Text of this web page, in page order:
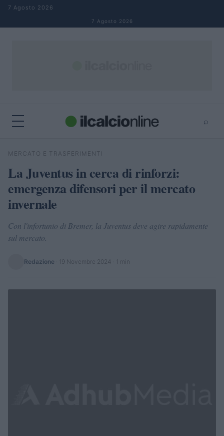
Salta al contenuto
7 Agosto 2026
7 Agosto 2026
⌕
Cerca
MERCATO E TRASFERIMENTI
La Juventus in cerca di rinforzi:
emergenza difensori per il mercato
invernale
Con l'infortunio di Bremer, la Juventus deve agire rapidamente
sul mercato.
Redazione 19 Novembre 2024 · 1 min